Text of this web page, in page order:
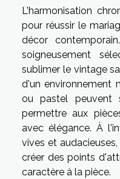
L'harmonisation
pour réussir le
décor
soigneusement
sublimer le vintage
d'un environnement
ou pastel
permettre aux
avec élégance. À
vives et
créer des points
caractère à la pièce.